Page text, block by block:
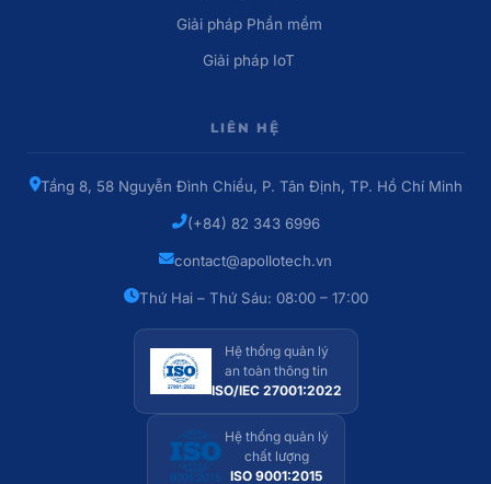
Giải pháp Phần mềm
Giải pháp IoT
LIÊN HỆ
Tầng 8, 58 Nguyễn Đình Chiểu, P. Tân Định, TP. Hồ Chí Minh
(+84) 82 343 6996
contact@apollotech.vn
Thứ Hai – Thứ Sáu: 08:00 – 17:00
Hệ thống quản lý
an toàn thông tin
ISO/IEC 27001:2022
Hệ thống quản lý
chất lượng
ISO 9001:2015